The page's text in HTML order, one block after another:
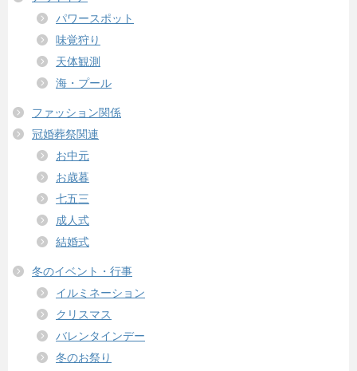
パワースポット
味覚狩り
天体観測
海・プール
ファッション関係
冠婚葬祭関連
お中元
お歳暮
七五三
成人式
結婚式
冬のイベント・行事
イルミネーション
クリスマス
バレンタインデー
冬のお祭り